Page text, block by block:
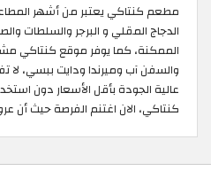
مطعم كنتاكي يعتبر من أشهر
الدجاج المقلي و البرجر والسلطات
الممكنة، كما يوفر موقع كنتاكي
والسفن آب وميرندا ودايت ببسي،
عالية الجودة بأقل الأسعار دون
كنتاكي، الان اغتنم الفرصة حيث